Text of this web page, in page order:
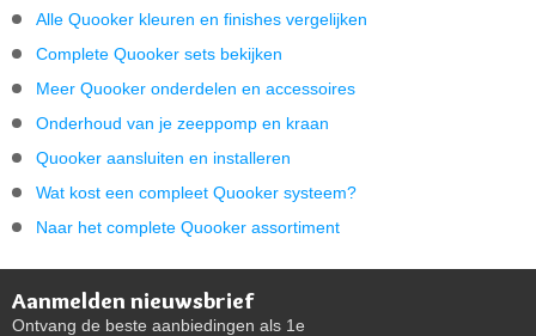
Alle Quooker kleuren en finishes vergelijken
Complete Quooker sets bekijken
Meer Quooker onderdelen en accessoires
Onderhoud van je zeeppomp en kraan
Quooker aansluiten en installeren
Wat kost een compleet Quooker systeem?
Naar het complete Quooker assortiment
Aanmelden nieuwsbrief
Ontvang de beste aanbiedingen als 1e